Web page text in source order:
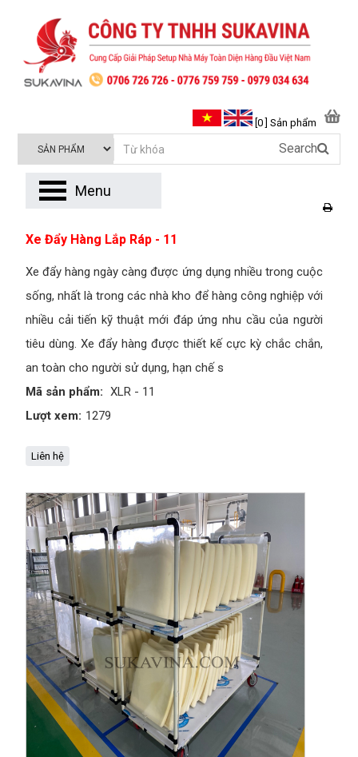
Xe Đẩy Hàng Lắp Ráp - 11
Xe đẩy hàng ngày càng được ứng dụng nhiều trong cuộc
sống, nhất là trong các nhà kho để hàng công nghiệp với
nhiều cải tiến kỹ thuật mới đáp ứng nhu cầu của người
tiêu dùng. Xe đẩy hàng được thiết kế cực kỳ chắc chắn,
an toàn cho người sử dụng, hạn chế s
Mã sản phẩm: XLR - 11
Lượt xem: 1279
Liên hệ
[0 ] Sản phẩm
Search
Menu